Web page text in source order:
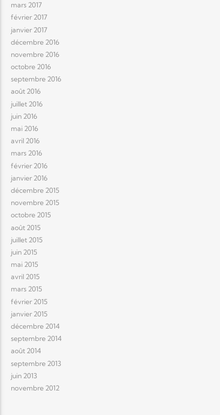
mars 2017
février 2017
janvier 2017
décembre 2016
novembre 2016
octobre 2016
septembre 2016
août 2016
juillet 2016
juin 2016
mai 2016
avril 2016
mars 2016
février 2016
janvier 2016
décembre 2015
novembre 2015
octobre 2015
août 2015
juillet 2015
juin 2015
mai 2015
avril 2015
mars 2015
février 2015
janvier 2015
décembre 2014
septembre 2014
août 2014
septembre 2013
juin 2013
novembre 2012